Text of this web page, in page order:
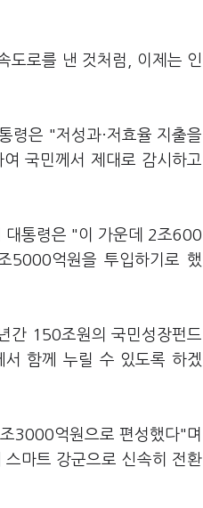
도로를 낸 것처럼, 이제는 인
령은 "저성과·저효율 지출을
국민께서 제대로 감시하고
대통령은 "이 가운데 2조600
5000억원을 투입하기로 했
간 150조원의 국민성장펀드
함께 누릴 수 있도록 하겠
3000억원으로 편성했다"며
마트 강군으로 신속히 전환